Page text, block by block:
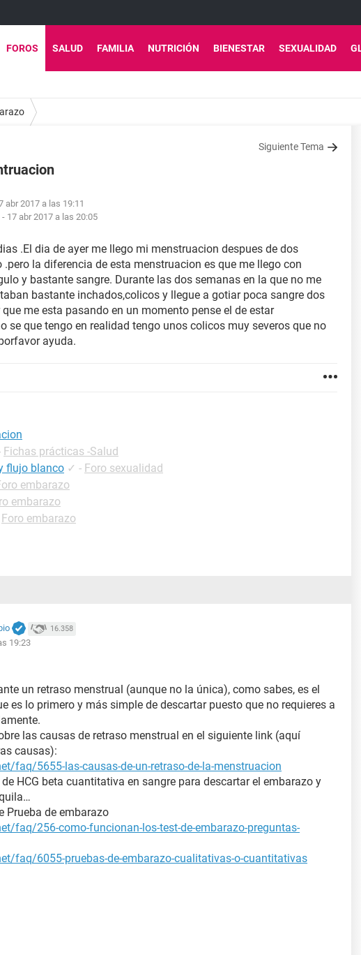
FOROS SALUD FAMILIA NUTRICIÓN BIENESTAR SEXUALIDAD
Siguiente Tema
abr 2017 a las 19:11
- 17 abr 2017 a las 20:05
.El dia de ayer me llego mi menstruacion despues de dos
.pero la diferencia de esta menstruacion es que me llego con
y bastante sangre. Durante las dos semanas en la que no me
bastante inchados,colicos y llegue a gotiar poca sangre dos
me esta pasando en un momento pense el de estar
se que tengo en realidad tengo unos colicos muy severos que no
ayuda.
Fichas prácticas -Salud
flujo blanco ✓ - Foro sexualidad
embarazo
embarazo
Foro embarazo
16.358
19:23
un retraso menstrual (aunque no la única), como sabes, es el
es lo primero y más simple de descartar puesto que no requieres a
las causas de retraso menstrual en el siguiente link (aquí
causas):
faq/5655-las-causas-de-un-retraso-de-la-menstruacion
HCG beta cuantitativa en sangre para descartar el embarazo y
Prueba de embarazo
faq/256-como-funcionan-los-test-de-embarazo-preguntas-
faq/6055-pruebas-de-embarazo-cualitativas-o-cuantitativas